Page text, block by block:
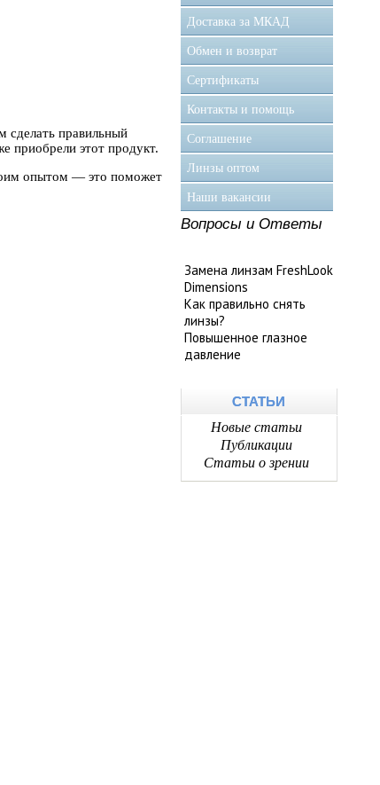
сделать правильный
приобрели этот продукт.
опытом — это поможет
Доставка за МКАД
Обмен и возврат
Сертификаты
Контакты и помощь
Соглашение
Линзы оптом
Наши вакансии
Вопросы и Ответы
Замена линзам FreshLook
Dimensions
Как правильно снять
линзы?
Повышенное глазное
давление
СТАТЬИ
Новые статьи
Публикации
Статьи о зрении